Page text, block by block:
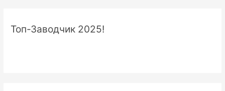
Топ-Заводчик 2025!